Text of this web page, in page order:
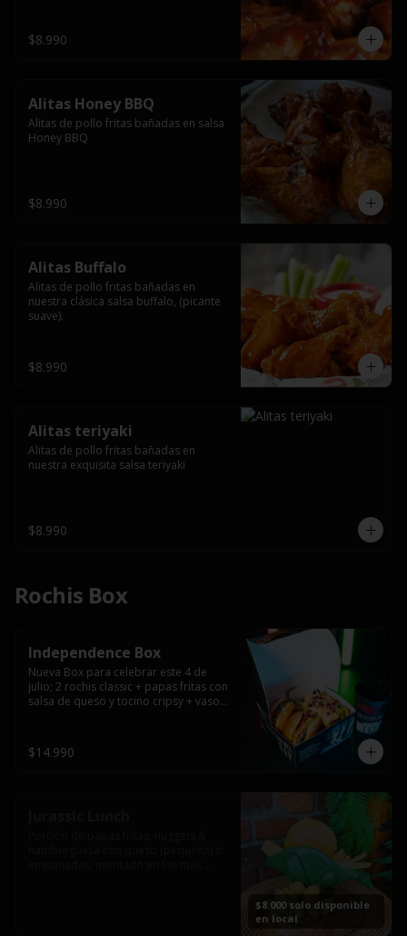
$8.990
Alitas Honey BBQ
Alitas de pollo fritas bañadas en salsa
Honey BBQ
$8.990
Alitas Buffalo
Alitas de pollo fritas bañadas en
nuestra clásica salsa buffalo, (picante
suave).
$8.990
Alitas teriyaki
Alitas de pollo fritas bañadas en
nuestra exquisita salsa teriyaki
$8.990
Rochis Box
Independence Box
Nueva Box para celebrar este 4 de
julio; 2 rochis classic + papas fritas con
salsa de queso y tocino cripsy + vaso
$14.990
$8.000 solo disponible
en local